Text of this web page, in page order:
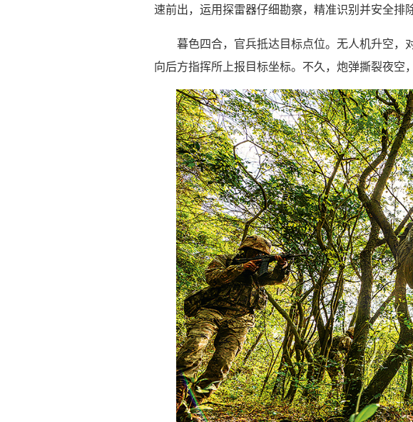
速前出，运用探雷器仔细勘察，精准识别并安全排
暮色四合，官兵抵达目标点位。无人机升空，
向后方指挥所上报目标坐标。不久，炮弹撕裂夜空